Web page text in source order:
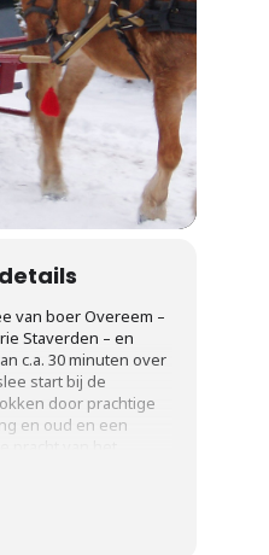
van boer Overeem –
Staverden – en
c.a. 30 minuten over
start bij de
door prachtige
en oud en een
2 en 4 personen
Ritten te